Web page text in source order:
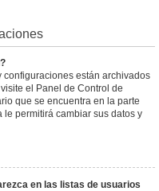
configuraciones están archivados
el Panel de Control de
que se encuentra en la parte
permitirá cambiar sus datos y
en las listas de usuarios